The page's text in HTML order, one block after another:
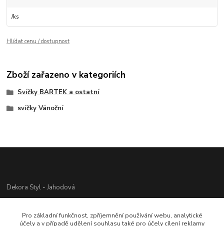
/ks
Hlídat cenu / dostupnost
Zboží zařazeno v kategoriích
Svíčky BARTEK a ostatní
svíčky Vánoční
Dekora Styl - Jahodová
721312944
Pro základní funkčnost, zpříjemnění používání webu, analytické
účely a v případě udělení souhlasu také pro účely cílení reklamy